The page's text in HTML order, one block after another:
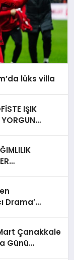
lüks villa
IŞIK
YORGUN
Drama’
Çanakkale
Günü